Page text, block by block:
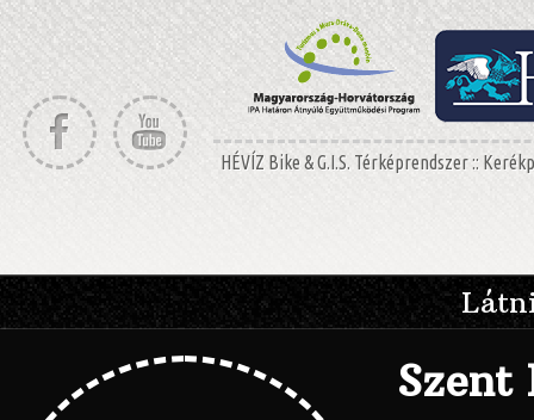
HÉVÍZ Bike & G.I.S. Térképrendszer ::
Szent